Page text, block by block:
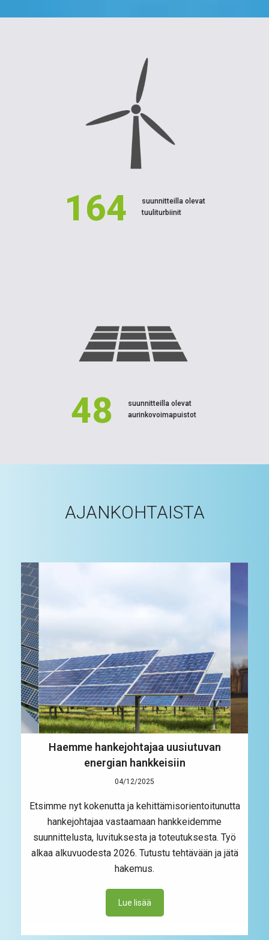
164
suunnitteilla olevat
tuuliturbiinit
48
suunnitteilla olevat
aurinkovoimapuistot
AJANKOHTAISTA
Haemme hankejohtajaa uusiutuvan
energian hankkeisiin
04/12/2025
Etsimme nyt kokenutta ja kehittämisorientoitunutta
hankejohtajaa vastaamaan hankkeidemme
suunnittelusta, luvituksesta ja toteutuksesta. Työ
alkaa alkuvuodesta 2026. Tutustu tehtävään ja jätä
hakemus.
Lue lisää